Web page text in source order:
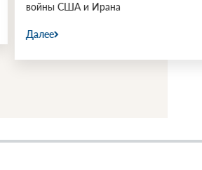
Еревану опасная игра с